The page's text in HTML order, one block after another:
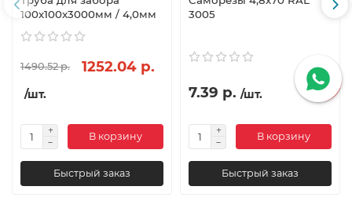
100х100x3000мм / 4,0мм
1490.52 р. 1252.04 р.
/шт.
В корзину
Быстрый заказ
3005
7.39 р. /шт.
В корзину
Быстрый заказ